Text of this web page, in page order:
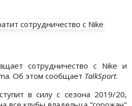
сотрудничество с Nike и
Об этом сообщает TalkSport.
в силу с сезона 2019/20,